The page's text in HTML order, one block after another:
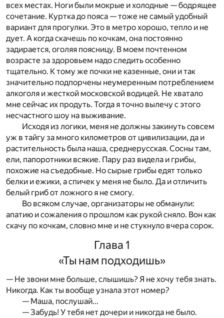
всех местах. Ноги были мокрые и холодные — бодрящее
сочетание. Куртка до пояса — тоже не самый удобный
вариант для прогулки. Это в метро хорошо, тепло и не
дует. А когда скачешь по кочкам, она постоянно
задирается, оголяя поясницу. В моем почтенном
возрасте за здоровьем надо следить особенно
тщательно. К тому же почки не казенные, они и так
значительно подпорчены неумеренным потреблением
алкоголя и жесткой московской водицей. Не хватало
мне сейчас их продуть. Тогда я точно вылечу с этого
несчастного шоу на выживание.
Исходя из логики, меня не должны закинуть совсем
уж в тайгу за много километров от цивилизации, да и
растительность была наша, среднерусская. Сосны там,
ели, папоротники всякие. Пару раз видела и грибы,
похожие на съедобные. Но сырые грибы едят только
белки и ежики, а спичек у меня не было. Да и отличить
белый гриб от ложного я не смогу.
Во всяком случае, организаторы не обманули:
апатию и сожаления о прошлом как рукой сняло. Вон как
скачу по кочкам, словно мне и не стукнуло вчера сорок.
Глава 1
«Ты нам подходишь»
— Не звони мне больше, слышишь? Я не хочу тебя знать.
Никогда. Как ты вообще узнала этот номер?
— Маша, послушай...
— Забудь! У тебя нет дочери и никогда не было.